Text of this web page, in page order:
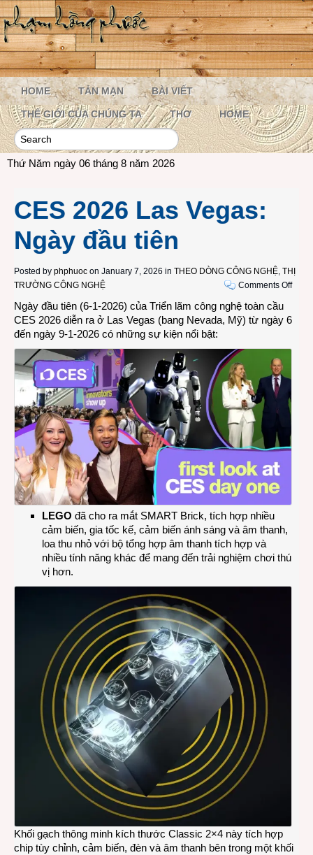
HOME TẢN MẠN BÀI VIẾT
THẾ GIỚI CỦA CHÚNG TA THƠ HOME
Thứ Năm ngày 06 tháng 8 năm 2026
CES 2026 Las Vegas:
Ngày đầu tiên
Posted by phphuoc on January 7, 2026 in THEO DÒNG CÔNG NGHỆ, THỊ
TRƯỜNG CÔNG NGHỆ
Comments Offon
Ngày đầu tiên (6-1-2026) của Triển lãm công nghệ toàn cầu
CES 2026 diễn ra ở Las Vegas (bang Nevada, Mỹ) từ ngày 6
đến ngày 9-1-2026 có những sự kiện nổi bật:
LEGO đã cho ra mắt SMART Brick, tích hợp nhiều
cảm biến, gia tốc kế, cảm biến ánh sáng và âm thanh,
loa thu nhỏ với bộ tổng hợp âm thanh tích hợp và
nhiều tính năng khác để mang đến trải nghiệm chơi thú
vị hơn.
Khối gạch thông minh kích thước Classic 2×4 này tích hợp
chip tùy chỉnh, cảm biến, đèn và âm thanh bên trong một khối